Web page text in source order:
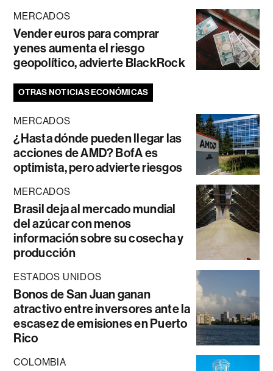
MERCADOS
Vender euros para comprar
yenes aumenta el riesgo
geopolítico, advierte BlackRock
OTRAS NOTICIAS ECONÓMICAS
MERCADOS
¿Hasta dónde pueden llegar las
acciones de AMD? BofA es
optimista, pero advierte riesgos
MERCADOS
Brasil deja al mercado mundial
del azúcar con menos
información sobre su cosecha y
producción
ESTADOS UNIDOS
Bonos de San Juan ganan
atractivo entre inversores ante la
escasez de emisiones en Puerto
Rico
COLOMBIA